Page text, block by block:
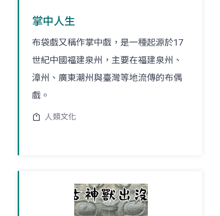
掌中人生
布袋戲又稱作掌中戲，是一種起源於17
世紀中國福建泉州，主要在福建泉州、
漳州、廣東潮州與臺灣等地流傳的布偶
戲。
人類文化